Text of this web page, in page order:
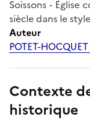
Soissons - Église
siècle dans le
Auteur
POTET-
Contexte
historique